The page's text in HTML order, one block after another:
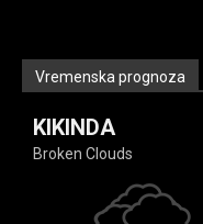
Vremenska prognoza
KIKINDA
Broken Clouds